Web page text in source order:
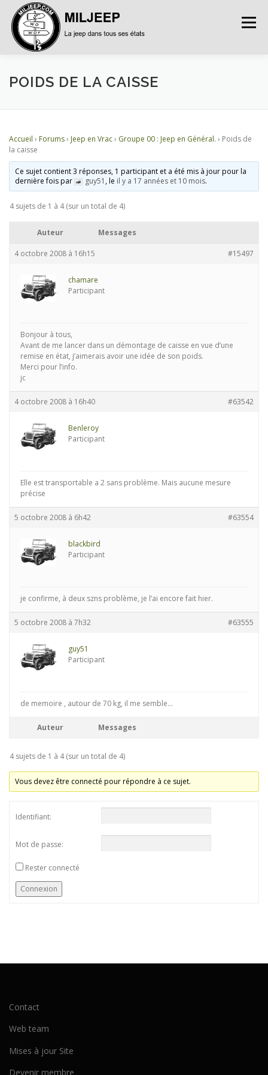
Menu
ACCUEIL ARTICLES PETITES ANNONCES
DOCUMENTATIONS FORUMS S’INSCRIRE
CONNEXION
POIDS DE LA CAISSE
Accueil › Forums› Jeep en Vrac› Groupe 00 : Jeep en Général. › Poids de
la caisse
Ce sujet contient 3 réponses, 1 participant et a été mis à jour pour la
dernière fois par
guy51 , le il y a 17 années et 10 mois.
4 sujets de 1 à 4 (sur un total de 4)
Auteur Messages
4 octobre 2008 à 16h15 #15497
chamare
Participant
Bonjour à tous,
Avant de me lancer dans un démontage de caisse en vue d’une
remise en état, j’aimerais avoir une idée de son poids.
Merci pour l’info.
jc
4 octobre 2008 à 16h40 #63542
Benleroy
Participant
Elle est transportable a 2 sans problème. Mais aucune mesure
précise
5 octobre 2008 à 6h42 #63554
blackbird
Participant
je confirme, à deux szns problème, je l’ai encore fait hier.
5 octobre 2008 à 7h32 #63555
guy51
Participant
de memoire , autour de 70 kg, il me semble…
Auteur Messages
4 sujets de 1 à 4 (sur un total de 4)
Vous devez être connecté pour répondre à ce sujet.
Identifiant:
Mot de passe:
Rester connecté
Connexion
Contact
Web team
Mises à jour Site
Devenir membre